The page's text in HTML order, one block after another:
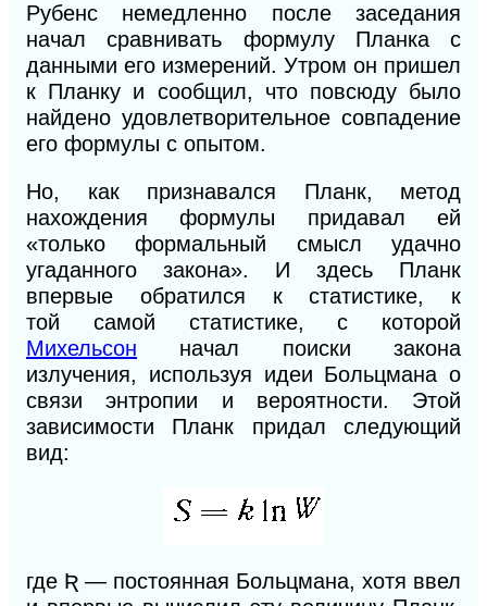
Рубенс немедленно после заседания
начал сравнивать формулу Планка с
данными его измерений. Утром он пришел
к Планку и сообщил, что повсюду было
найдено удовлетворительное совпадение
его формулы с опытом.
Но, как признавался Планк, метод
нахождения формулы придавал ей
«только формальный смысл удачно
угаданного закона». И здесь Планк
впервые обратился к статистике, к
той самой статистике, с которой
Михельсон начал поиски закона
излучения, используя идеи Больцмана о
связи энтропии и вероятности. Этой
зависимости Планк придал следующий
вид:
где Ʀ — постоянная Больцмана, хотя ввел